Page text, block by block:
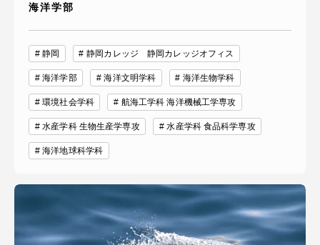
海洋学部
静岡 静岡カレッジ 静岡カレッジオフィス
海洋学部 海洋文明学科 海洋生物学科
環境社会学科 航海工学科 海洋機械工学専攻
水産学科 生物生産学専攻 水産学科 食品科学専攻
海洋地球科学科